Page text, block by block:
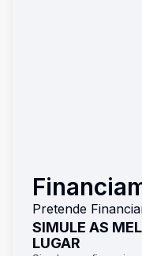
Pretende
SIMULE AS
LUGAR